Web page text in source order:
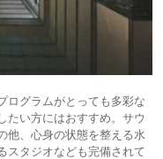
ログラムがとっても多彩な
たい方にはおすすめ。サウ
他、心身の状態を整える水
スタジオなども完備されて